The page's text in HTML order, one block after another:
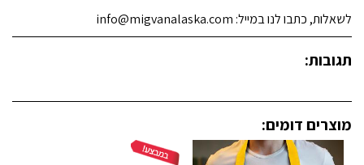
לשאלות, כתבו לנו במייל: info@migvanalaska.com
תגובות:
מוצרים דומים: